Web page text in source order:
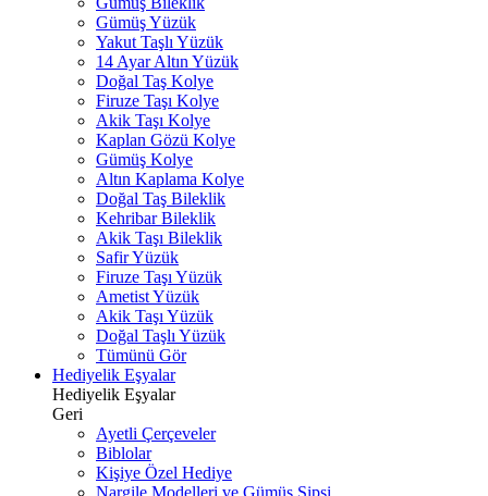
Gümüş Yüzük
Yakut Taşlı Yüzük
14 Ayar Altın Yüzük
Doğal Taş Kolye
Firuze Taşı Kolye
Akik Taşı Kolye
Kaplan Gözü Kolye
Gümüş Kolye
Altın Kaplama Kolye
Doğal Taş Bileklik
Kehribar Bileklik
Akik Taşı Bileklik
Safir Yüzük
Firuze Taşı Yüzük
Ametist Yüzük
Akik Taşı Yüzük
Doğal Taşlı Yüzük
Tümünü Gör
Hediyelik Eşyalar
Hediyelik Eşyalar
Geri
Ayetli Çerçeveler
Biblolar
Kişiye Özel Hediye
Nargile Modelleri ve Gümüş Sipsi